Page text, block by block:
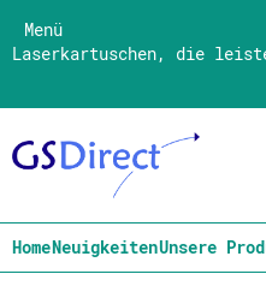
Menü
Laserkartuschen, die
HomeNeuigkeitenUnsere